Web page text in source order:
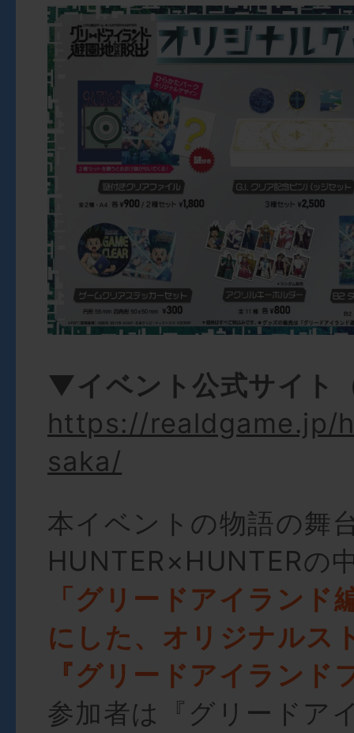
▼イベント公式サイト
https://realdgame.jp/
saka/
本イベントの物語の舞
HUNTER×HUNTERの
「グリードアイランド
にした、オリジナルス
『グリードアイランド
参加者は『グリードア